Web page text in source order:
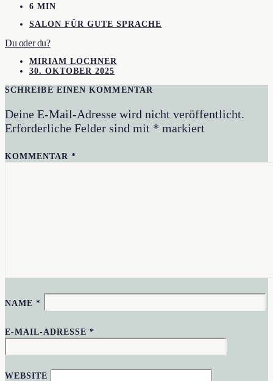
6 MIN
SALON FÜR GUTE SPRACHE
Du oder du?
MIRIAM LOCHNER
30. OKTOBER 2025
SCHREIBE EINEN KOMMENTAR
Deine E-Mail-Adresse wird nicht veröffentlicht.
Erforderliche Felder sind mit * markiert
KOMMENTAR*
NAME*
E-MAIL-ADRESSE*
WEBSITE